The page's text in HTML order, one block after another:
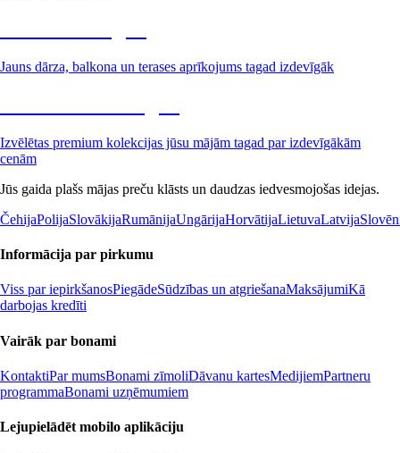
Jauns dārza, balkona un terases aprīkojums tagad izdevīgāk
Izvēlētas premium kolekcijas jūsu mājām tagad par izdevīgākām
cenām
Jūs gaida plašs mājas preču klāsts un daudzas iedvesmojošas idejas.
ČehijaPolijaSlovākijaRumānijaUngārijaHorvātijaLietuvaLatvija
Informācija par pirkumu
Viss par iepirkšanosPiegādeSūdzības un atgriešanaMaksājumiKā
darbojas kredīti
Vairāk par bonami
KontaktiPar mumsBonami zīmoliDāvanu kartesMedijiemPartneru
programmaBonami uzņēmumiem
Lejupielādēt mobilo aplikāciju